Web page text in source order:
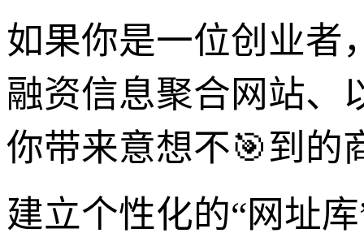
如果你是一位创业者
融资信息聚合网站、
你带来意想不🎯到的
建立个性化的“网址